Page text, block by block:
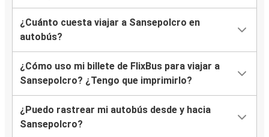
¿Cuánto cuesta viajar a Sansepolcro en
autobús?
¿Cómo uso mi billete de FlixBus para viajar a
Sansepolcro? ¿Tengo que imprimirlo?
¿Puedo rastrear mi autobús desde y hacia
Sansepolcro?